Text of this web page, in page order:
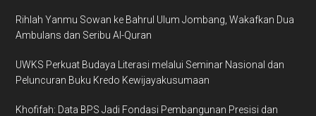
Rihlah Yanmu Sowan ke Bahrul Ulum Jombang, Wakafkan Dua
Ambulans dan Seribu Al-Quran
UWKS Perkuat Budaya Literasi melalui Seminar Nasional dan
Peluncuran Buku Kredo Kewijayakusumaan
Khofifah: Data BPS Jadi Fondasi Pembangunan Presisi dan